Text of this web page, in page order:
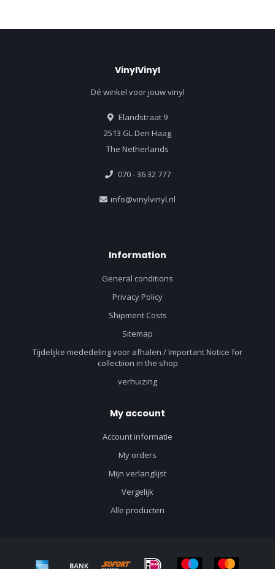
VinylVinyl
Dé winkel voor jouw vinyl
Elandstraat 9
2513 GL Den Haag
The Netherlands
070 - 36 32 777
info@vinylvinyl.nl
Information
General conditions
Privacy Policy
Shipment Costs
Sitemap
Tijdelijke mededeling voor afhalen / Important Notice for
collectiion in the shop
verhuizing
My account
Account informatie
My orders
Mijn verlanglijst
Vergelijk
Alle producten